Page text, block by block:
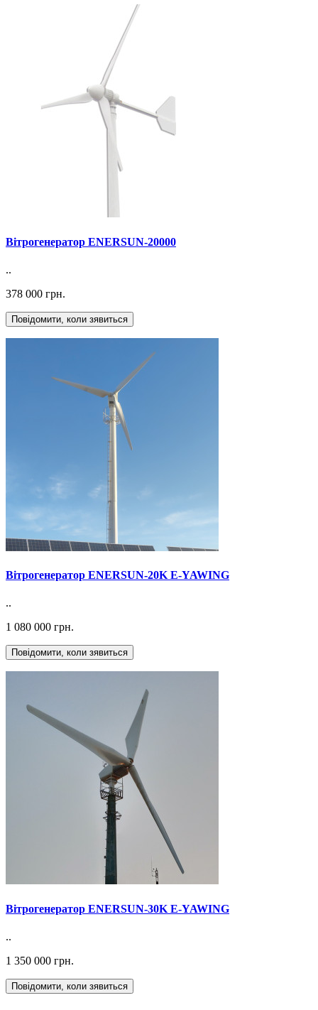
Вітрогенератор ENERSUN-20000
..
378 000 грн.
Повідомити, коли зявиться
Вітрогенератор ENERSUN-20K E-YAWING
..
1 080 000 грн.
Повідомити, коли зявиться
Вітрогенератор ENERSUN-30K E-YAWING
..
1 350 000 грн.
Повідомити, коли зявиться